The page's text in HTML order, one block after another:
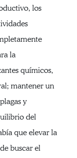
los
la
químicos,
mantener un
y
del
que elevar la
buscar el